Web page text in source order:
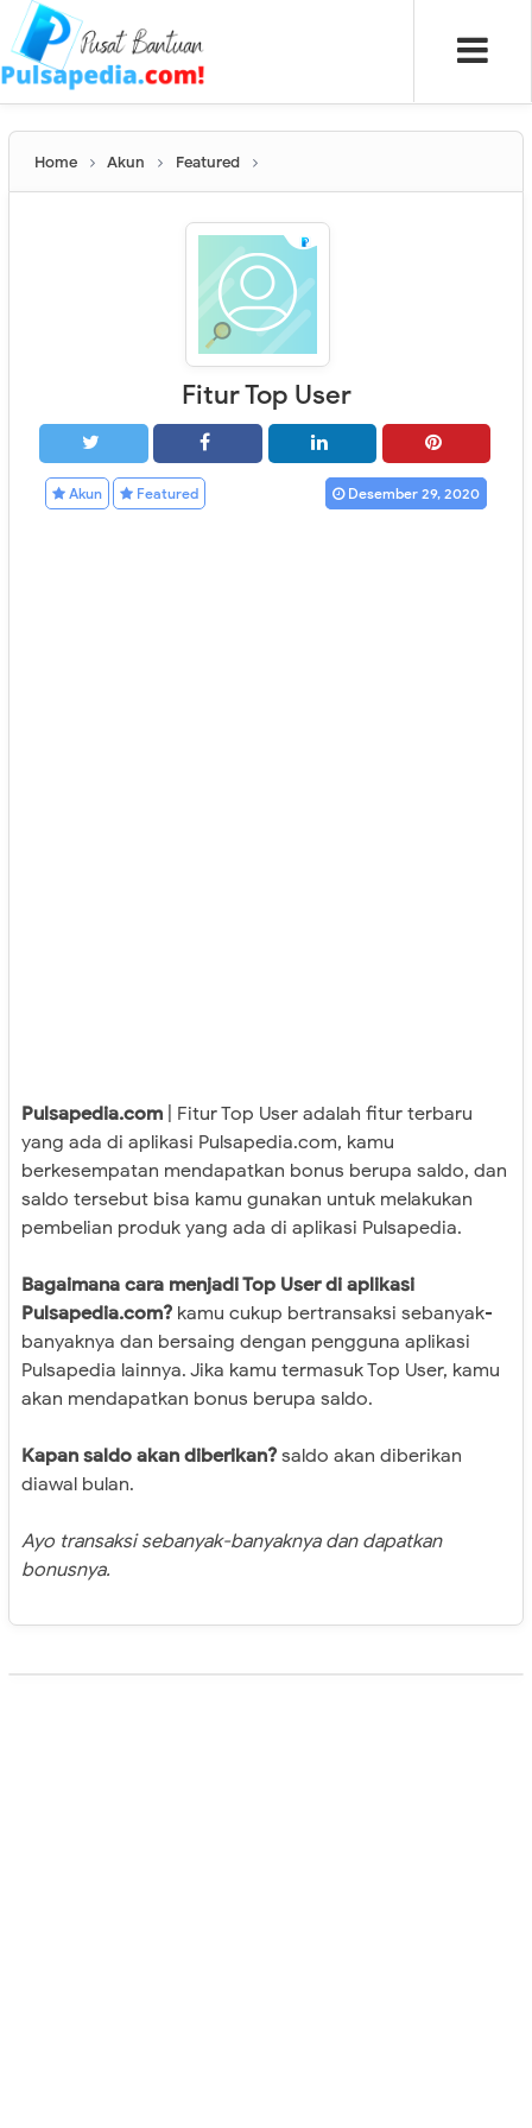
Home Akun Featured
Fitur Top User
Akun Featured Desember 29, 2020
Pulsapedia.com | Fitur Top User adalah fitur terbaru
yang ada di aplikasi Pulsapedia.com, kamu
berkesempatan mendapatkan bonus berupa saldo, dan
saldo tersebut bisa kamu gunakan untuk melakukan
pembelian produk yang ada di aplikasi Pulsapedia.
Bagaimana cara menjadi Top User di aplikasi
Pulsapedia.com? kamu cukup bertransaksi sebanyak-
banyaknya dan bersaing dengan pengguna aplikasi
Pulsapedia lainnya. Jika kamu termasuk Top User, kamu
akan mendapatkan bonus berupa saldo.
Kapan saldo akan diberikan? saldo akan diberikan
diawal bulan.
Ayo transaksi sebanyak-banyaknya dan dapatkan
bonusnya.